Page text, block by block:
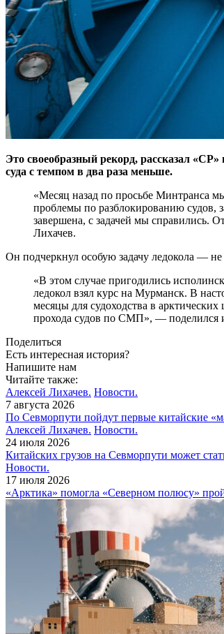
Это своеобразный рекорд, рассказал
суда с темпом в два раза меньше.
«Месяц назад по просьбе Минтранса
проблемы по разблокированию судов,
завершена, с задачей мы справились.
Лихачев.
Он подчеркнул особую задачу ледокола —
«В этом случае пригодились
ледокол взял курс на Мурманск. В
месяцы для судоходства в
прохода судов по СМП», — поделился
Поделиться
Есть интересная история?
Напишите нам
Читайте также:
Алексей Лихачев. Новости.
7 августа 2026
По Севморпути пойдут первые китайские
Алексей Лихачев. Новости.
24 июля 2026
Китайских грузов на Севморпути может
Новости.
17 июля 2026
«Арктика» помогла «Северном полюсу»